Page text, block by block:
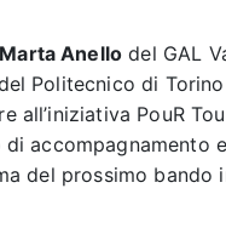
Marta Anello del GAL
Politecnico di
PouR
accompagnamento
del prossimo bando